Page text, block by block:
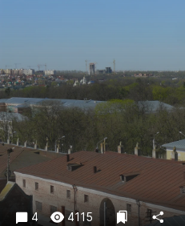
Общество
Погода
Праздники
Происшествия
Спорт
Экономика и бизнес
4 4115